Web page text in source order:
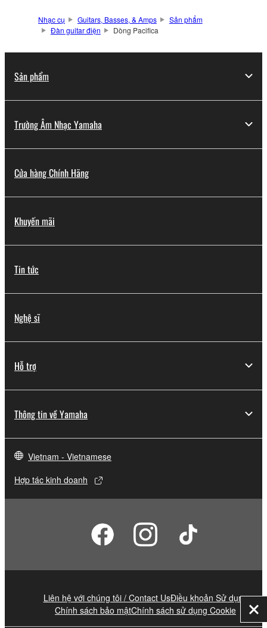
Nhạc cụ Guitars, Basses, & Amps
Sản phẩm
Đàn guitar điện
Dòng Pacifica
Sản phẩm
Trường Âm Nhạc Yamaha
Cửa hàng Chính Hãng
Khuyến mãi
Tin tức
Nghệ sĩ
Hỗ trợ
Thông tin về Yamaha
Vietnam - Vietnamese
Hợp tác kinh doanh
Liên hệ với chúng tôi / Contact UsĐiều khoản Sử dụng
Chính sách bảo mậtChính sách sử dụng Cookie